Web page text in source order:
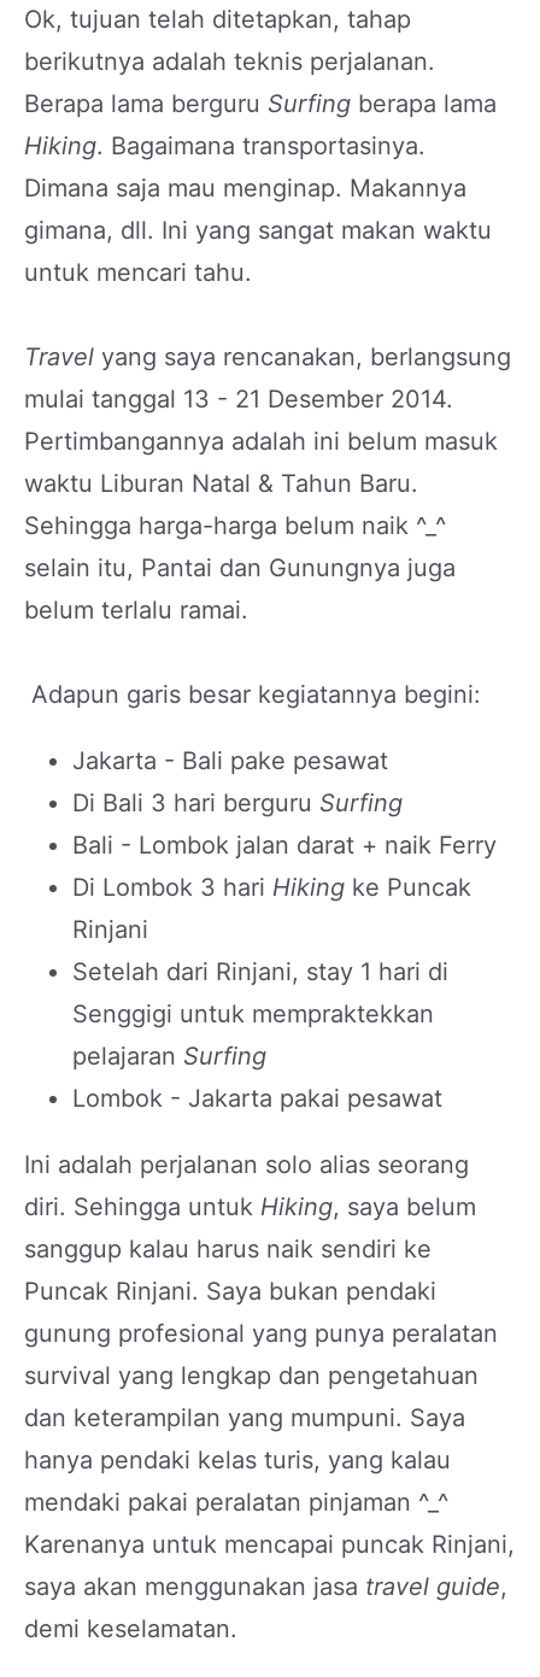
Ok, tujuan telah ditetapkan, tahap
berikutnya adalah teknis perjalanan.
Berapa lama berguru Surfing berapa lama
Hiking. Bagaimana transportasinya.
Dimana saja mau menginap. Makannya
gimana, dll. Ini yang sangat makan waktu
untuk mencari tahu.
Travel yang saya rencanakan, berlangsung
mulai tanggal 13 - 21 Desember 2014.
Pertimbangannya adalah ini belum masuk
waktu Liburan Natal & Tahun Baru.
Sehingga harga-harga belum naik ^_^
selain itu, Pantai dan Gunungnya juga
belum terlalu ramai.
Adapun garis besar kegiatannya begini:
Jakarta - Bali pake pesawat
Di Bali 3 hari berguru Surfing
Bali - Lombok jalan darat + naik Ferry
Di Lombok 3 hari Hiking ke Puncak
Rinjani
Setelah dari Rinjani, stay 1 hari di
Senggigi untuk mempraktekkan
pelajaran Surfing
Lombok - Jakarta pakai pesawat
Ini adalah perjalanan solo alias seorang
diri. Sehingga untuk Hiking, saya belum
sanggup kalau harus naik sendiri ke
Puncak Rinjani. Saya bukan pendaki
gunung profesional yang punya peralatan
survival yang lengkap dan pengetahuan
dan keterampilan yang mumpuni. Saya
hanya pendaki kelas turis, yang kalau
mendaki pakai peralatan pinjaman ^_^
Karenanya untuk mencapai puncak Rinjani,
saya akan menggunakan jasa travel guide,
demi keselamatan.